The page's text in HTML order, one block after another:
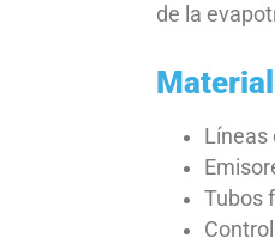
de la
Líneas
Tubos